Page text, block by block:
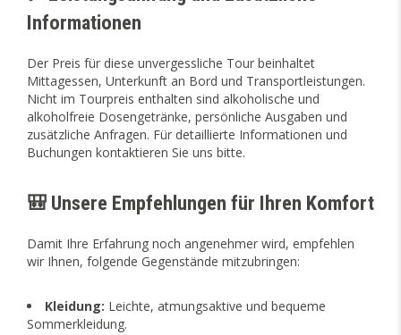
Informationen
Der Preis für diese unvergessliche Tour beinhaltet
Mittagessen, Unterkunft an Bord und Transportleistungen.
Nicht im Tourpreis enthalten sind alkoholische und
alkoholfreie Dosengetränke, persönliche Ausgaben und
zusätzliche Anfragen. Für detaillierte Informationen und
Buchungen kontaktieren Sie uns bitte.
🎒 Unsere Empfehlungen für Ihren Komfort
Damit Ihre Erfahrung noch angenehmer wird, empfehlen
wir Ihnen, folgende Gegenstände mitzubringen:
Kleidung: Leichte, atmungsaktive und bequeme
Sommerkleidung.